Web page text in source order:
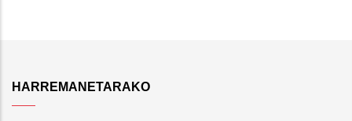
HARREMANETARAKO